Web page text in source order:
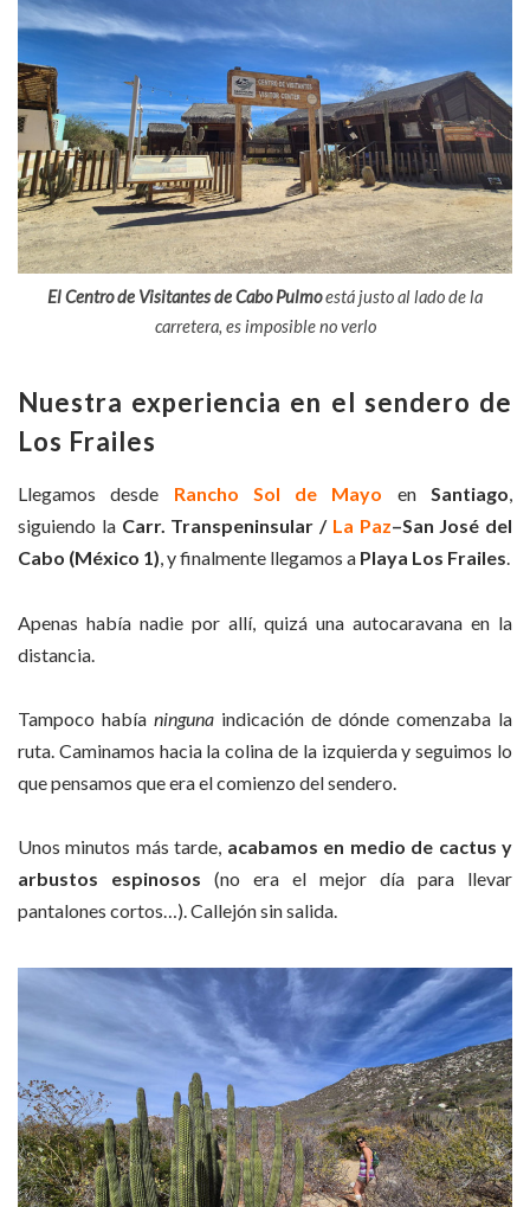
El Centro de Visitantes de Cabo Pulmoestá justo al lado de la
carretera, es imposible no verlo
Nuestra experiencia en el sendero de
Los Frailes
Llegamos desde Rancho Sol de Mayo enSantiago,
siguiendo la Carr. Transpeninsular / La Paz–San José del
Cabo (México 1), y finalmente llegamos a Playa Los Frailes.
Apenas había nadie por allí, quizá una autocaravana en la
distancia.
Tampoco había ninguna indicación de dónde comenzaba la
ruta. Caminamos hacia la colina de la izquierda y seguimos lo
que pensamos que era el comienzo del sendero.
Unos minutos más tarde, acabamos en medio de cactus y
arbustos espinosos (no era el mejor día para llevar
pantalones cortos…). Callejón sin salida.